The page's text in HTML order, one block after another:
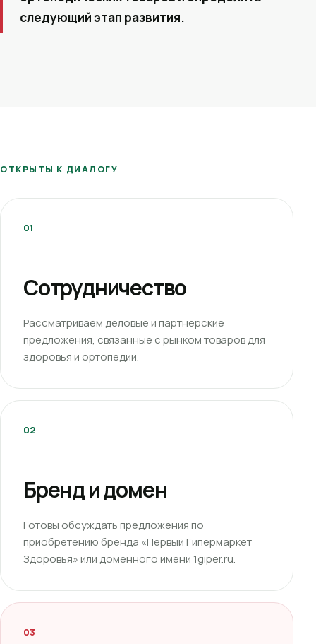
следующий этап развития.
ОТКРЫТЫ К ДИАЛОГУ
01
Сотрудничество
Рассматриваем деловые и партнерские
предложения, связанные с рынком товаров для
здоровья и ортопедии.
02
Бренд и домен
Готовы обсуждать предложения по
приобретению бренда «Первый Гипермаркет
Здоровья» или доменного имени 1giper.ru.
03